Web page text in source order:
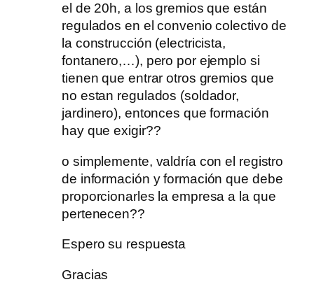
el de 20h, a los gremios que están
regulados en el convenio colectivo de
la construcción (electricista,
fontanero,…), pero por ejemplo si
tienen que entrar otros gremios que
no estan regulados (soldador,
jardinero), entonces que formación
hay que exigir??
o simplemente, valdría con el registro
de información y formación que debe
proporcionarles la empresa a la que
pertenecen??
Espero su respuesta
Gracias